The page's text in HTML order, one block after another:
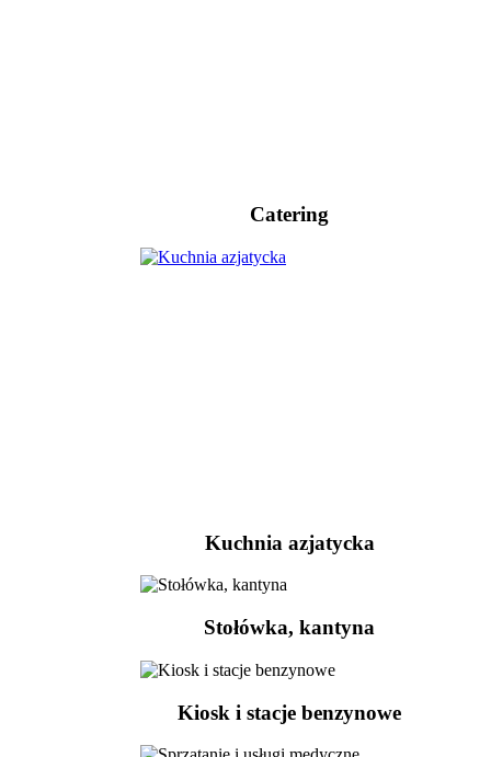
Catering
Kuchnia azjatycka
Stołówka, kantyna
Kiosk i stacje benzynowe